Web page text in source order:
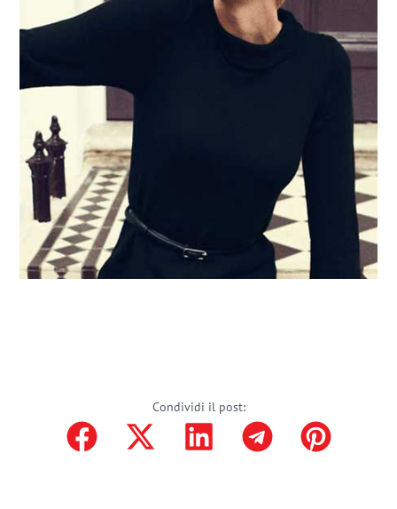
Condividi il post: